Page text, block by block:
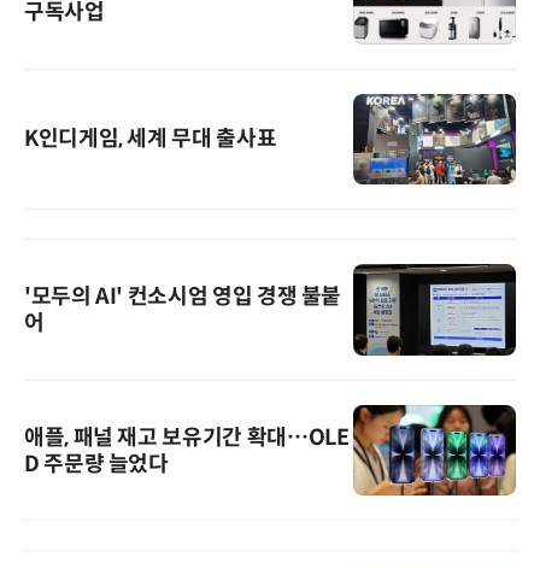
구독사업
K인디게임, 세계 무대 출사표
'모두의 AI' 컨소시엄 영입 경쟁 불붙
어
애플, 패널 재고 보유기간 확대…OLE
D 주문량 늘었다